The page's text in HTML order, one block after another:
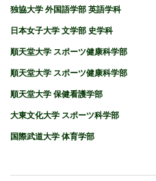
独協大学 外国語学部 英語学科
日本女子大学 文学部 史学科
順天堂大学 スポーツ健康科学部
順天堂大学 スポーツ健康科学部
順天堂大学 保健看護学部
大東文化大学 スポーツ科学部
国際武道大学 体育学部